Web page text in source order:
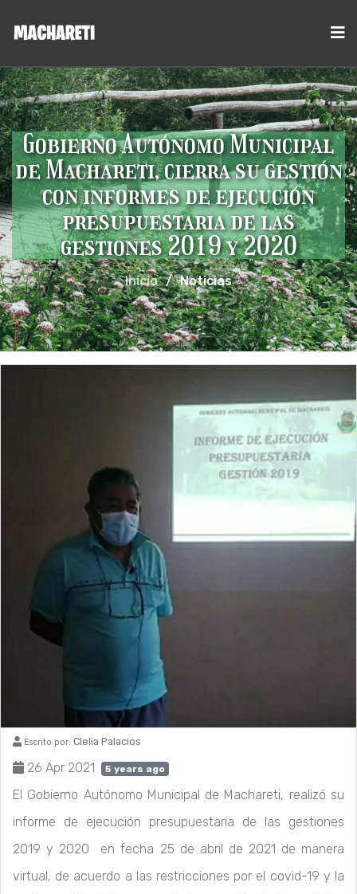
Gobierno Autónomo Municipal
de Machareti, cierra su gestión
con informes de ejecución
presupuestaria de las
gestiones 2019 y 2020
Inicio / Noticias
Escrito por: Clelia Palacios
26 Apr 2021 5 years ago
El Gobierno Autónomo Municipal de Machareti, realizó su
informe de ejecución presupuestaria de las gestiones
2019 y 2020 en fecha 25 de abril de 2021 de manera
virtual, de acuerdo a las restricciones por el covid-19 y la